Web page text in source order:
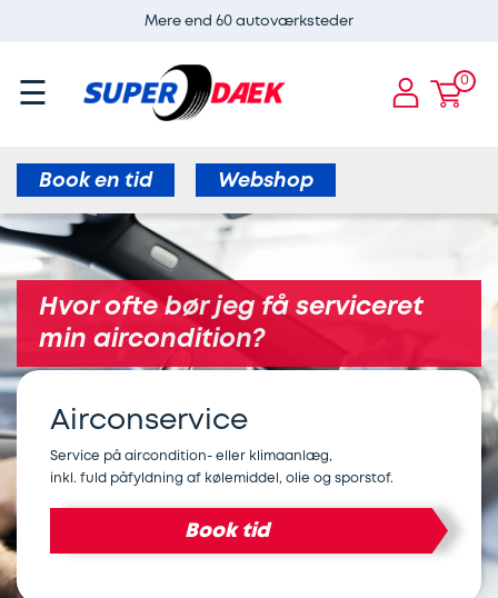
Mere end 60 autoværksteder
0
Services
ADAS
af
radar
Aircondition
Bilbatteri
Gratis
synskontrol
Lapning
E-
CARE
Airconservice
varmepumper
Bremseservice
til
elbiler
Serviceeftersyn
Ladestandere
Dæk
fælge
Skift
vinterdæk
Webshop
Sommerdæk
Alufælge
Vinterdæk
Find
værksted
Guides
Aircondition
Bremser
Børn
i
Dæk
hjul
Elbil
Helårsdæk
☰
Book en tid Webshop
Hvor ofte bør jeg få serviceret
min aircondition?
Airconservice
Service på aircondition- eller klimaanlæg,
inkl. fuld påfyldning af kølemiddel, olie og sporstof.
Book tid